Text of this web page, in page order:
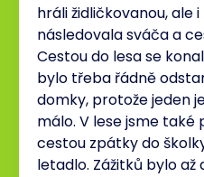
hráli židličkovanou, ale
následovala sváča a
Cestou do lesa se
bylo třeba řádně
domky, protože jeden
málo. V lese jsme
cestou zpátky do
letadlo. Zážitků bylo až